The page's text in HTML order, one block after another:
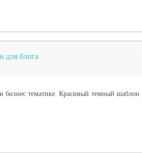
для блога
бизнес тематике. Красивый темный